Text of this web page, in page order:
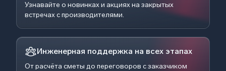
Узнавайте о новинках и акциях на закрытых
встречах с производителями.
Инженерная поддержка на всех этапах
От расчёта сметы до переговоров с заказчиком